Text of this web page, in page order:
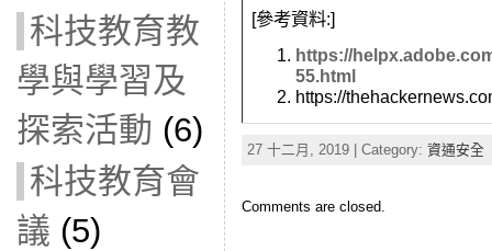
科技教育教
學與學習及
探索活動 (6)
科技教育會
議 (5)
[參考資料:]
https://
55.html
https://
27 十二月, 2019 | Category: 資通安全
Comments are closed.